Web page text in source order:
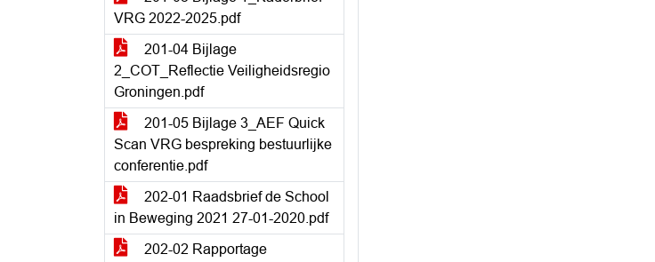
VRG 2022-2025.pdf
201-04 Bijlage
2_COT_Reflectie Veiligheidsregio
Groningen.pdf
201-05 Bijlage 3_AEF Quick
Scan VRG bespreking bestuurlijke
conferentie.pdf
202-01 Raadsbrief de School
in Beweging 2021 27-01-2020.pdf
202-02 Rapportage